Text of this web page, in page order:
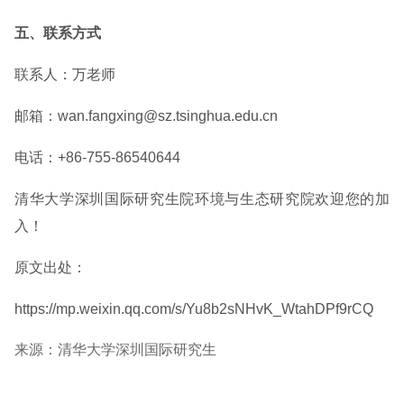
五、联系方式
联系人：万老师
邮箱：wan.fangxing@sz.tsinghua.edu.cn
电话：+86-755-86540644
清华大学深圳国际研究生院环境与生态研究院欢迎您的加
入！
原文出处：
https://mp.weixin.qq.com/s/Yu8b2sNHvK_WtahDPf9rCQ
来源：清华大学深圳国际研究生